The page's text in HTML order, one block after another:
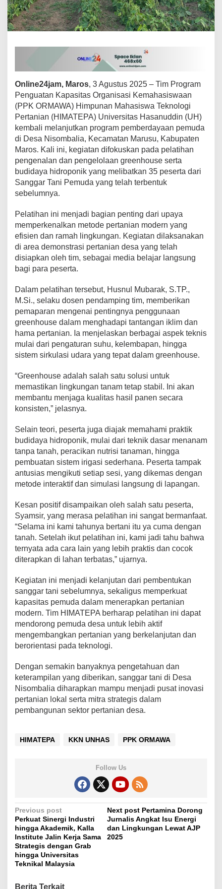
l
a
t
i
n
G
e
e
n
h
u
s
e
d
n
H
r
o
p
o
n
i
g
i
P
e
u
d
a
e
a
N
o
b
a
l
i
a
Online24jam, Maros, 3 Agustus 2025 – Tim Program
Penguatan Kapasitas Organisasi Kemahasiswaan
(PPK ORMAWA) Himpunan Mahasiswa Teknologi
Pertanian (HIMATEPA) Universitas Hasanuddin (UH)
kembali melanjutkan program pemberdayaan pemuda
di Desa Nisombalia, Kecamatan Marusu, Kabupaten
Maros. Kali ini, kegiatan difokuskan pada pelatihan
pengenalan dan pengelolaan greenhouse serta
budidaya hidroponik yang melibatkan 35 peserta dari
Sanggar Tani Pemuda yang telah terbentuk
sebelumnya.
Pelatihan ini menjadi bagian penting dari upaya
memperkenalkan metode pertanian modern yang
efisien dan ramah lingkungan. Kegiatan dilaksanakan
di area demonstrasi pertanian desa yang telah
disiapkan oleh tim, sebagai media belajar langsung
bagi para peserta.
Dalam pelatihan tersebut, Husnul Mubarak, S.TP.,
M.Si., selaku dosen pendamping tim, memberikan
pemaparan mengenai pentingnya penggunaan
greenhouse dalam menghadapi tantangan iklim dan
hama pertanian. Ia menjelaskan berbagai aspek teknis
mulai dari pengaturan suhu, kelembapan, hingga
sistem sirkulasi udara yang tepat dalam greenhouse.
“Greenhouse adalah salah satu solusi untuk
memastikan lingkungan tanam tetap stabil. Ini akan
membantu menjaga kualitas hasil panen secara
konsisten,” jelasnya.
Selain teori, peserta juga diajak memahami praktik
budidaya hidroponik, mulai dari teknik dasar menanam
tanpa tanah, peracikan nutrisi tanaman, hingga
pembuatan sistem irigasi sederhana. Peserta tampak
antusias mengikuti setiap sesi, yang dikemas dengan
metode interaktif dan simulasi langsung di lapangan.
Kesan positif disampaikan oleh salah satu peserta,
Syamsir, yang merasa pelatihan ini sangat bermanfaat.
“Selama ini kami tahunya bertani itu ya cuma dengan
tanah. Setelah ikut pelatihan ini, kami jadi tahu bahwa
ternyata ada cara lain yang lebih praktis dan cocok
diterapkan di lahan terbatas,” ujarnya.
Kegiatan ini menjadi kelanjutan dari pembentukan
sanggar tani sebelumnya, sekaligus memperkuat
kapasitas pemuda dalam menerapkan pertanian
modern. Tim HIMATEPA berharap pelatihan ini dapat
mendorong pemuda desa untuk lebih aktif
mengembangkan pertanian yang berkelanjutan dan
berorientasi pada teknologi.
Dengan semakin banyaknya pengetahuan dan
keterampilan yang diberikan, sanggar tani di Desa
Nisombalia diharapkan mampu menjadi pusat inovasi
pertanian lokal serta mitra strategis dalam
pembangunan sektor pertanian desa.
HIMATEPA KKN UNHAS PPK ORMAWA
Follow Us
P
o
s
t
n
a
Previous post
Perkuat Sinergi Industri
hingga Akademik, Kalla
Institute Jalin Kerja Sama
Strategis dengan Grab
hingga Universitas
Teknikal Malaysia
Next post Pertamina Dorong
Jurnalis Angkat Isu Energi
dan Lingkungan Lewat AJP
2025
Berita Terkait